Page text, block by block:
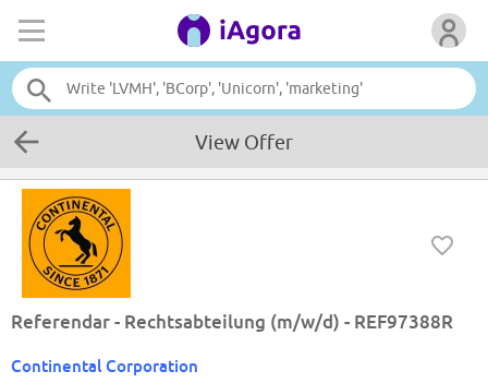
View Offer
Referendar - Rechtsabteilung (m/w/d) - REF97388R
Continental Corporation